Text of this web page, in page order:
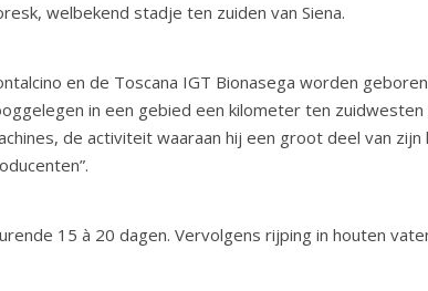
welbekend stadje ten zuiden van Siena.
en de Toscana IGT Bionasega worden
in een gebied een kilometer ten
de activiteit waaraan hij een groot deel van
15 à 20 dagen. Vervolgens rijping in houten